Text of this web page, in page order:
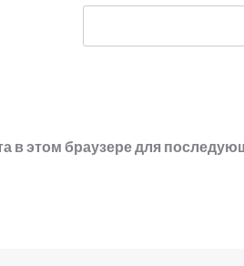
в этом браузере для